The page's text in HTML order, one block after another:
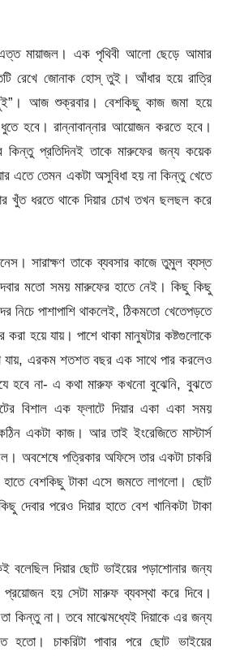
মায়াজল। এক পৃথিবী আলো ছেড়ে আমার
রেখে জোনাক হোস্ তুই। আঁধার হয়ে রাত্রি
আজ শুক্রবার। বেশকিছু কাজ জমা হয়ে
হবে। রান্নাবান্নার আয়োজন করতে হবে।
কিন্তু প্রতিদিনই তাকে মারুফের জন্য কয়েক
এতে তেমন একটা অসুবিধা হয় না কিন্তু খেতে
খুঁত ধরতে থাকে দিয়ার চোখ তখন ছলছল করে
সারাক্ষণ তাকে ব্যবসার কাজে তুমুল ব্যস্ত
মতো সময় মারুফের হাতে নেই। কিছু কিছু
নিচে পাশাপাশি থাকলেই, ঠিকমতো খেতেপড়তে
করা হয়ে যায়। পাশে থাকা মানুষটার কষ্টগুলোকে
যায়, এরকম শতশত বছর এক সাথে পার করলেও
হবে না- এ কথা মারুফ কখনো বুঝেনি, বুঝতে
বিশাল এক ফ্লাটে দিয়ার একা একা সময়
একটা কাজ। আর তাই ইংরেজিতে মাস্টার্স
অবশেষে পত্রিকার অফিসে তার একটা চাকরি
হাতে বেশকিছু টাকা এসে জমতে লাগলো। ছোট
দেবার পরেও দিয়ার হাতে বেশ খানিকটা টাকা
বলেছিল দিয়ার ছোট ভাইয়ের পড়াশোনার জন্য
প্রয়োজন হয় সেটা মারুফ ব্যবস্থা করে দিবে।
কিন্তু না। তবে মাঝেমধ্যেই দিয়াকে এর জন্য
চাকরিটা পাবার পরে ছোট ভাইয়ের